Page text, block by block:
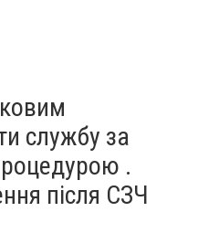
службу за
.
після СЗЧ